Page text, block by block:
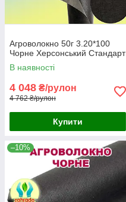
Агроволокно 50г 3.20*100
Чорне Херсонський Стандарт
В наявності
4 048 ₴/рулон
4 762 ₴/рулон
Купити
–10%